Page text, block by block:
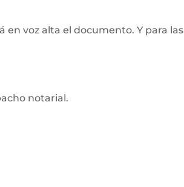
en voz alta el documento. Y para las
notarial.